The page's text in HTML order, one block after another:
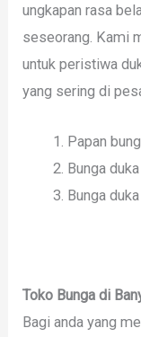
ungkapan rasa
seseorang. Kami
untuk peristiwa
yang sering di
Papan
Bunga
Bunga
Toko Bunga di
Bagi anda yang